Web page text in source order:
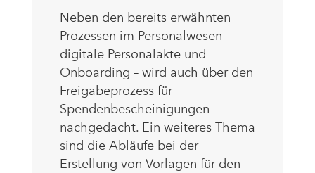
Neben den bereits erwähnten
Prozessen im Personalwesen –
digitale Personalakte und
Onboarding – wird auch über den
Freigabeprozess für
Spendenbescheinigungen
nachgedacht. Ein weiteres Thema
sind die Abläufe bei der
Erstellung von Vorlagen für den